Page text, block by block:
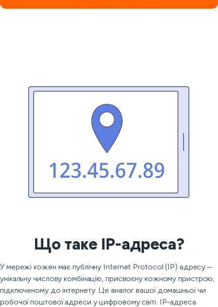
Що таке IP-адреса?
У мережі кожен має публічну Internet Protocol (IP) адресу –
унікальну числову комбінацію, присвоєну кожному пристрою,
підключеному до інтернету. Це аналог вашої домашньої чи
робочої поштової адреси у цифровому світі. IP-адреса